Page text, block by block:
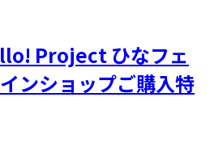
Project ひなフェ
ンショップご購入特